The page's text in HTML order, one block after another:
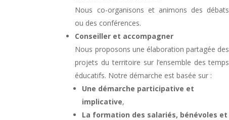
Nous co-organisons et animons des débats
ou des conférences.
Conseiller et accompagner
Nous proposons une élaboration partagée des
projets du territoire sur l’ensemble des temps
éducatifs. Notre démarche est basée sur :
Une démarche participative et
implicative,
La formation des salariés, bénévoles et